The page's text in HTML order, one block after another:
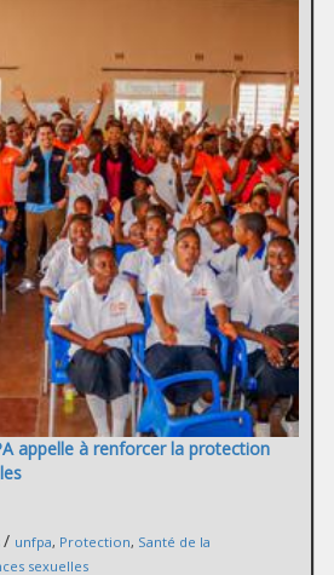
appelle à renforcer la protection
/ unfpa, Protection, Santé de la
sexuelles